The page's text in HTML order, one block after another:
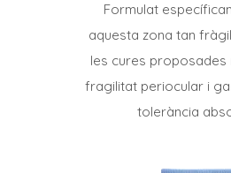
Formulat
aquesta zona tan
les cures proposades
fragilitat periocular i
tolerància